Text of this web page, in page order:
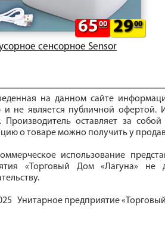
сенсорное Sensor
6500 2900
на данном сайте
и не является публичной офертой.
Производитель оставляет за
о товаре можно получить у
использование
«Торговый Дом «Лагуна» не
Унитарное предприятие